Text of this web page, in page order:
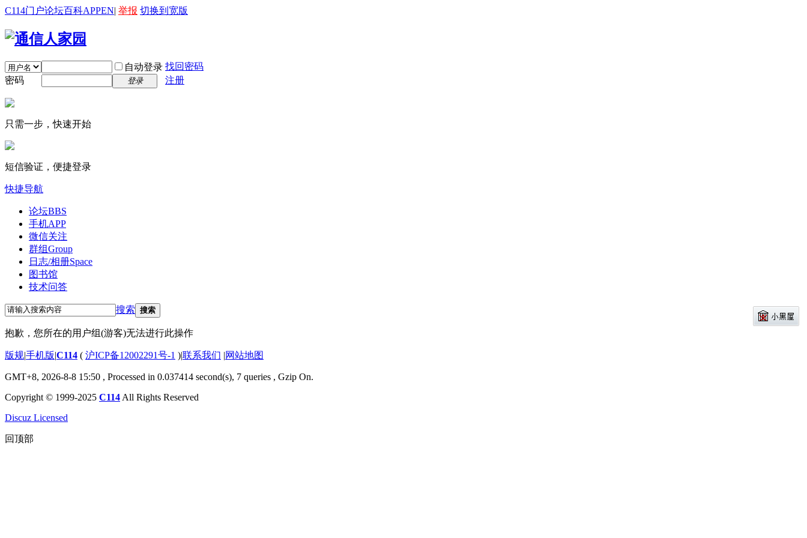
C114门户论坛百科APPEN| 举报 切换到宽版
自动登录 找回密码
密码
登录 注册
只需一步，快速开始
短信验证，便捷登录
快捷导航
论坛BBS
手机APP
微信关注
群组Group
日志/相册Space
图书馆
技术问答
搜索 搜索
抱歉，您所在的用户组(游客)无法进行此操作
版规|手机版|C114 ( 沪ICP备12002291号-1 )|联系我们 |网站地图
GMT+8, 2026-8-8 15:50 , Processed in 0.037414 second(s), 7 queries , Gzip On.
Copyright © 1999-2025 C114 All Rights Reserved
Discuz Licensed
回顶部